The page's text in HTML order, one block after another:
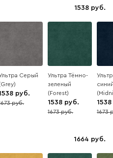
1538
Серый
8
Ультра Тёмно-
зеленый
(Forest)
1538
8
1673
1538
8
1673
1664